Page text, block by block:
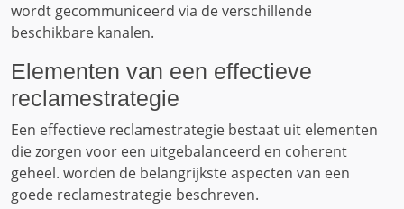
wordt gecommuniceerd via de verschillende
beschikbare kanalen.
Elementen van een effectieve
reclamestrategie
Een effectieve reclamestrategie bestaat uit elementen
die zorgen voor een uitgebalanceerd en coherent
geheel. worden de belangrijkste aspecten van een
goede reclamestrategie beschreven.